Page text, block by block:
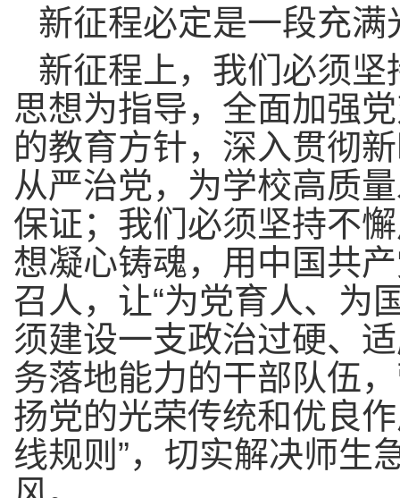
新征程必定是一段充满
新征程上， 我们必须坚
思想为指导， 全面加强
的教育方针，深入贯彻
从严治党，为学校高质
保证； 我们必须坚持不
想凝心铸魂，用中国共
召人，让“为党育人、为
须建设一支政治过硬、
务落地能力的干部队伍
扬党的光荣传统和优良
线规则”， 切实解决师生